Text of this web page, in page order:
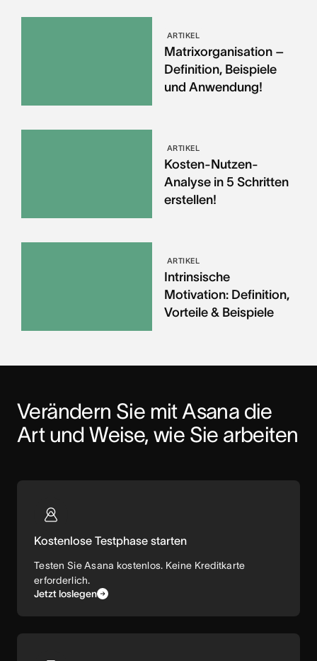
ARTIKEL
Matrixorganisation –
Definition, Beispiele
und Anwendung!
ARTIKEL
Kosten-Nutzen-
Analyse in 5 Schritten
erstellen!
ARTIKEL
Intrinsische
Motivation: Definition,
Vorteile & Beispiele
Verändern Sie mit Asana die
Art und Weise, wie Sie arbeiten
Kostenlose Testphase starten
Testen Sie Asana kostenlos. Keine Kreditkarte
erforderlich.
Jetzt loslegen